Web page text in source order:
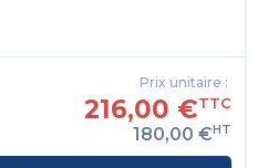
Prix unitaire :
216,00 €TTC
180,00 €HT